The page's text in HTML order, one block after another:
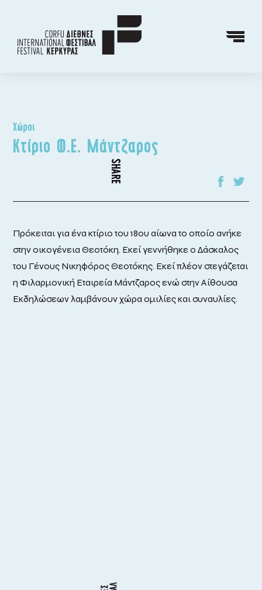
Χώροι
Κτίριο Φ.Ε. Μάντζαρος
SHARE
Πρόκειται για ένα κτίριο του 18ου αίωνα το οποίο ανήκε
στην οικογένεια Θεοτόκη. Εκεί γεννήθηκε ο Δάσκαλος
του Γένους Νικηφόρος Θεοτόκης. Εκεί πλέον στεγάζεται
η Φιλαρμονική Εταιρεία Μάντζαρος ενώ στην Αίθουσα
Εκδηλώσεων λαμβάνουν χώρα ομιλίες και συναυλίες.